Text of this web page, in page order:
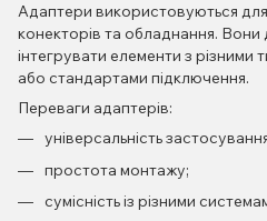
Адаптери використовуються для
конекторів та обладнання. Вони
інтегрувати елементи з різними
або стандартами підключення.
Переваги адаптерів:
універсальність
простота монтажу;
сумісність із різними